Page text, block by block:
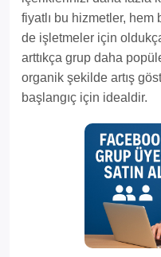
fiyatlı bu hizmetler,
de işletmeler için
arttıkça grup daha
organik şekilde artış
başlangıç için idealdir.